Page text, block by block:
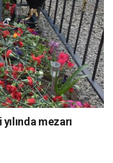
mezarı